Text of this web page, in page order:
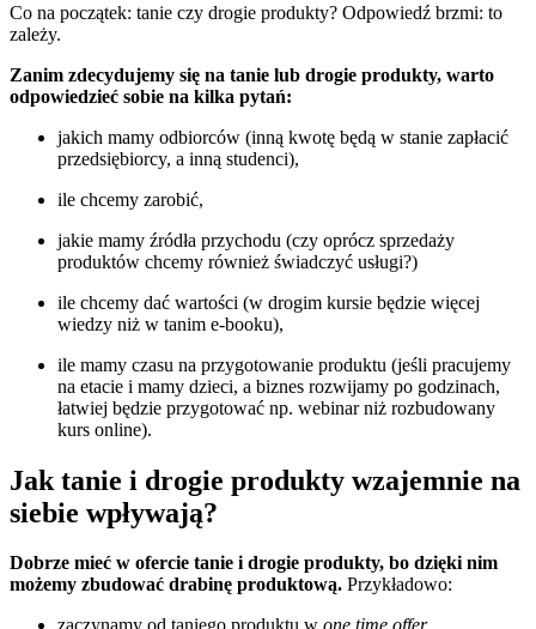
Co na początek: tanie czy drogie produkty? Odpowiedź brzmi: to
zależy.
Zanim zdecydujemy się na tanie lub drogie produkty, warto
odpowiedzieć sobie na kilka pytań:
jakich mamy odbiorców (inną kwotę będą w stanie zapłacić
przedsiębiorcy, a inną studenci),
ile chcemy zarobić,
jakie mamy źródła przychodu (czy oprócz sprzedaży
produktów chcemy również świadczyć usługi?)
ile chcemy dać wartości (w drogim kursie będzie więcej
wiedzy niż w tanim e-booku),
ile mamy czasu na przygotowanie produktu (jeśli pracujemy
na etacie i mamy dzieci, a biznes rozwijamy po godzinach,
łatwiej będzie przygotować np. webinar niż rozbudowany
kurs online).
Jak tanie i drogie produkty wzajemnie na
siebie wpływają?
Dobrze mieć w ofercie tanie i drogie produkty, bo dzięki nim
możemy zbudować drabinę produktową. Przykładowo: